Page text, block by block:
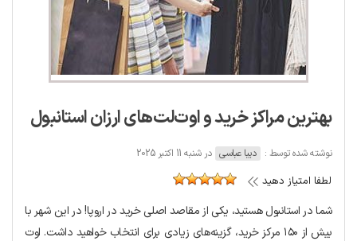
بهترین مراکز خرید و اوت‌لت‌های ارزان استانبول
نوشته شده توسط : دیبا عباسی در شنبه 11 اکتبر 2025
لطفا امتیاز دهید
شما در استانبول هستید، یکی از مقاصد اصلی خرید در اروپا! در این شهر با
بیش از ۱۵۰ مرکز خرید، گزینه‌های زیادی برای انتخاب خواهید داشت. اوت